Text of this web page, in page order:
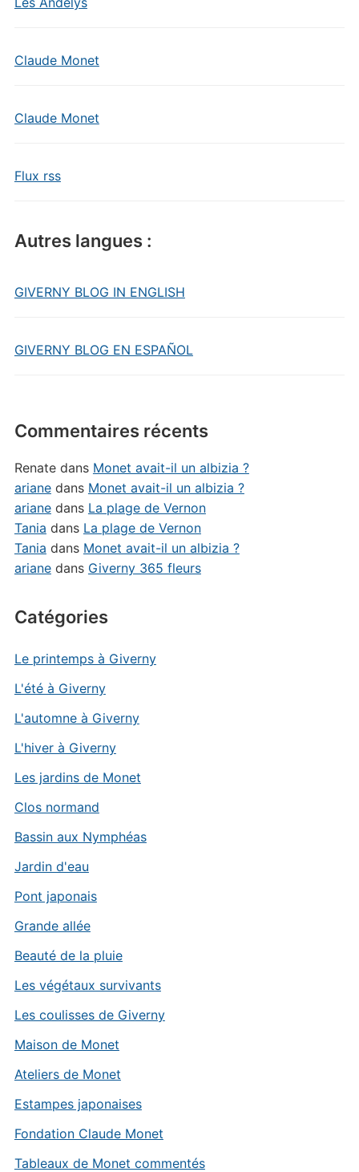
Claude Monet
Claude Monet
Flux rss
Autres langues :
GIVERNY BLOG IN ENGLISH
GIVERNY BLOG EN ESPAÑOL
Commentaires récents
Renatedans Monet avait-il un albizia ?
arianedans Monet avait-il un albizia ?
arianedans La plage de Vernon
Tania dans La plage de Vernon
Tania dans Monet avait-il un albizia ?
arianedans Giverny 365 fleurs
Catégories
Le printemps à Giverny
L'été à Giverny
L'automne à Giverny
L'hiver à Giverny
Les jardins de Monet
Clos normand
Bassin aux Nymphéas
Jardin d'eau
Pont japonais
Grande allée
Beauté de la pluie
Les végétaux survivants
Les coulisses de Giverny
Maison de Monet
Ateliers de Monet
Estampes japonaises
Fondation Claude Monet
Tableaux de Monet commentés